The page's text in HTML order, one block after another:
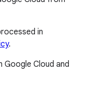
in
.
Cloud and